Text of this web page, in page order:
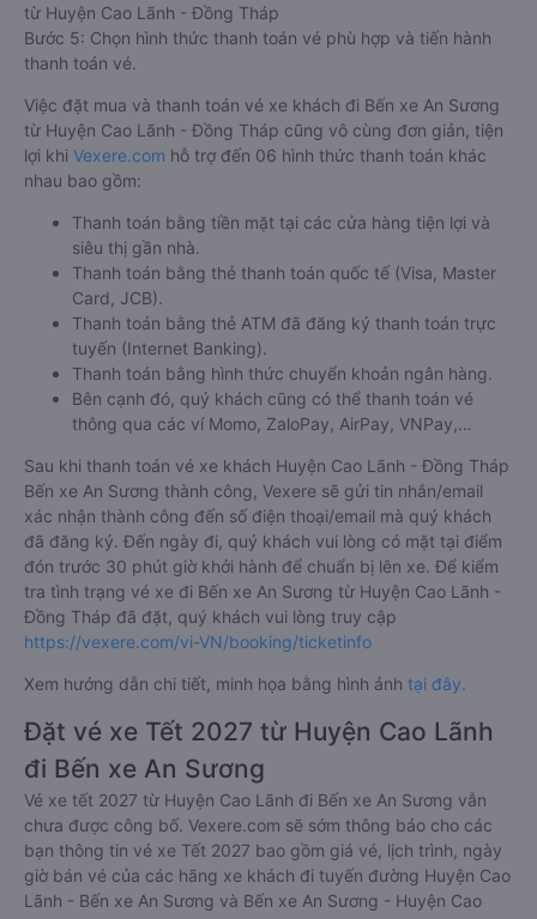
từ Huyện Cao Lãnh - Đồng Tháp
Bước 5: Chọn hình thức thanh toán vé phù hợp và tiến hành
thanh toán vé.
Việc đặt mua và thanh toán vé xe khách đi Bến xe An Sương
từ Huyện Cao Lãnh - Đồng Tháp cũng vô cùng đơn giản, tiện
lợi khi Vexere.com hỗ trợ đến 06 hình thức thanh toán khác
nhau bao gồm:
Thanh toán bằng tiền mặt tại các cửa hàng tiện lợi và
siêu thị gần nhà.
Thanh toán bằng thẻ thanh toán quốc tế (Visa, Master
Card, JCB).
Thanh toán bằng thẻ ATM đã đăng ký thanh toán trực
tuyến (Internet Banking).
Thanh toán bằng hình thức chuyển khoản ngân hàng.
Bên cạnh đó, quý khách cũng có thể thanh toán vé
thông qua các ví Momo, ZaloPay, AirPay, VNPay,…
Sau khi thanh toán vé xe khách Huyện Cao Lãnh - Đồng Tháp
Bến xe An Sương thành công, Vexere sẽ gửi tin nhắn/email
xác nhận thành công đến số điện thoại/email mà quý khách
đã đăng ký. Đến ngày đi, quý khách vui lòng có mặt tại điểm
đón trước 30 phút giờ khởi hành để chuẩn bị lên xe. Để kiểm
tra tình trạng vé xe đi Bến xe An Sương từ Huyện Cao Lãnh -
Đồng Tháp đã đặt, quý khách vui lòng truy cập
https://vexere.com/vi-VN/booking/ticketinfo
Xem hướng dẫn chi tiết, minh họa bằng hình ảnh tại đây.
Đặt vé xe Tết 2027 từ Huyện Cao Lãnh
đi Bến xe An Sương
Vé xe tết 2027 từ Huyện Cao Lãnh đi Bến xe An Sương vẫn
chưa được công bố. Vexere.com sẽ sớm thông báo cho các
bạn thông tin vé xe Tết 2027 bao gồm giá vé, lịch trình, ngày
giờ bán vé của các hãng xe khách đi tuyến đường Huyện Cao
Lãnh - Bến xe An Sương và Bến xe An Sương - Huyện Cao